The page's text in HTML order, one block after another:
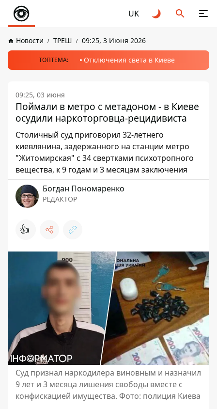
UK
Новости ТРЕШ 09:25, 3 Июня 2026
ТОПТЕМА: Отключения света в Киеве
09:25, 03 июня
Поймали в метро с метадоном - в Киеве
осудили наркоторговца-рецидивиста
Столичный суд приговорил 32-летнего
киевлянина, задержанного на станции метро
"Житомирская" с 34 свертками психотропного
вещества, к 9 годам и 3 месяцам заключения
Богдан Пономаренко
РЕДАКТОР
👍
Суд признал наркодилера виновным и назначил
9 лет и 3 месяца лишения свободы вместе с
конфискацией имущества. Фото: полиция Киева